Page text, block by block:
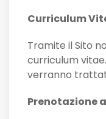
Curriculum
Tramite il Sito
curriculum
verranno
Prenotazione